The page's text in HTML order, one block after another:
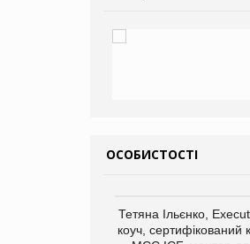
ОСОБИСТОСТІ
Тетяна Ільєнко,
коуч, сертифікований